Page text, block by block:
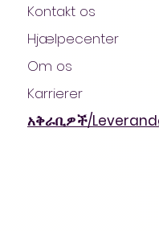
- Shopping
Kontakt os
Hjælpecenter
Om os
Karrierer
አቅራቢዎች/